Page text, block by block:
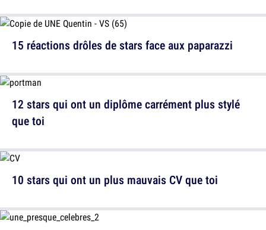
12 stars qui ont un diplôme carrément plus stylé
que toi
15 réactions drôles de stars face aux paparazzi
10 stars qui ont un plus mauvais CV que toi